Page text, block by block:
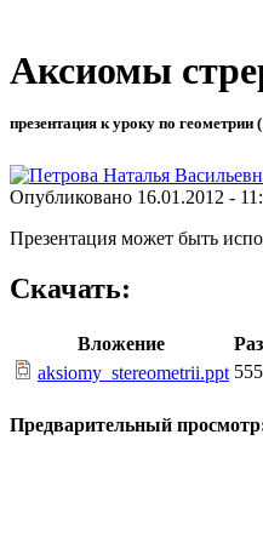
Аксиомы
презентация к уроку по геометрии
Опубликовано 16.01.2012 -
Презентация может быть
Скачать:
Вложение
aksiomy_stereometrii.ppt
Предварительный